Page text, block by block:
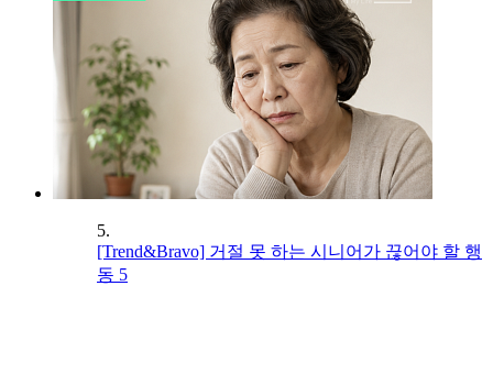
5.
[Trend&Bravo] 거절 못 하는 시니어가 끊어야 할 행
동 5